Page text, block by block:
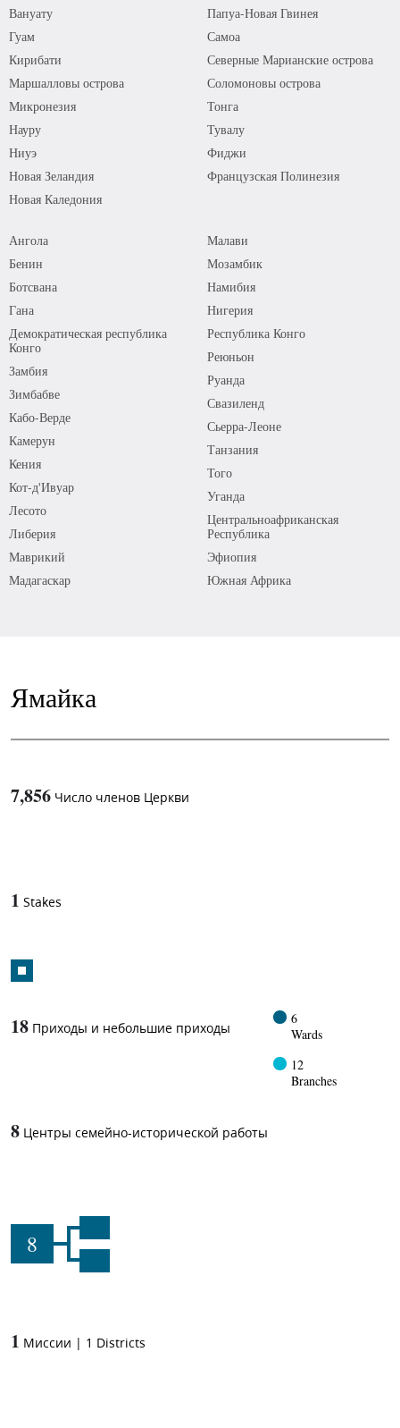
Вануату
Гуам
Кирибати
Маршалловы острова
Микронезия
Науру
Ниуэ
Новая Зеландия
Новая Каледония
Папуа-Новая Гвинея
Самоа
Северные Марианские острова
Соломоновы острова
Тонга
Тувалу
Фиджи
Французская Полинезия
Ангола
Бенин
Ботсвана
Гана
Демократическая республика
Конго
Замбия
Зимбабве
Кабо-Верде
Камерун
Кения
Кот-д'Ивуар
Лесото
Либерия
Маврикий
Мадагаскар
Малави
Мозамбик
Намибия
Нигерия
Республика Конго
Реюньон
Руанда
Свазиленд
Сьерра-Леоне
Танзания
Того
Уганда
Центральноафриканская
Республика
Эфиопия
Южная Африка
Ямайка
7,856 Число членов Церкви
1 Stakes
18 Приходы и небольшие приходы
6
Wards
12
Branches
8 Центры семейно-исторической работы
8
1 Миссии | 1 Districts